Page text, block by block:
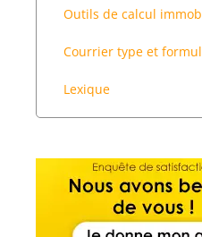
Outils de calcul
Courrier type et
Lexique